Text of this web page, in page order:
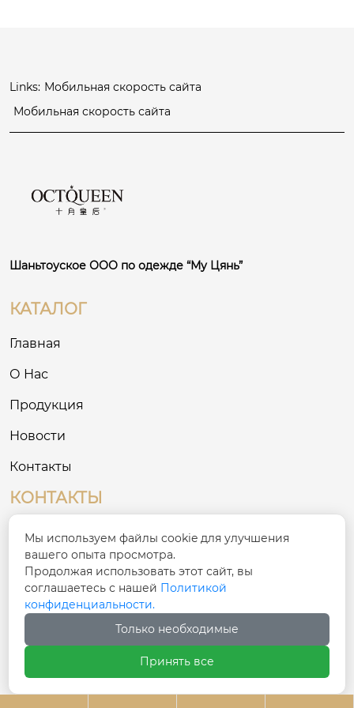
Links: Мобильная скорость сайта
Мобильная скорость сайта
Шаньтоуское ООО по одежде “Му Цянь”
КАТАЛОГ
Главная
О Нас
Продукция
Новости
Контакты
КОНТАКТЫ

№ 8, Третий промышленный район на
Востоке, деревня Сигоу, улица Сяшань, район
Чаонань, город Шаньтоу
 ivy@cnfulike.com
 +86 13822981771
Мы используем файлы cookie для улучшения
вашего опыта просмотра.
Продолжая использовать этот сайт, вы
соглашаетесь с нашей Политикой
конфиденциальности.
Только необходимые
Принять все